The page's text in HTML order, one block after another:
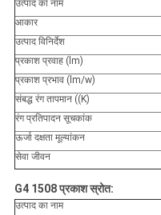
उत्पाद का नाम
आकार
उत्पाद विनिर्देश
प्रकाश प्रवाह (lm)
प्रकाश प्रभाव (lm/w)
संबद्ध रंग तापमान ((K)
रंग प्रतिपादन सूचकांक
ऊर्जा दक्षता मूल्यांकन
सेवा जीवन
G4 1508 प्रकाश स्रोत:
उत्पाद का नाम